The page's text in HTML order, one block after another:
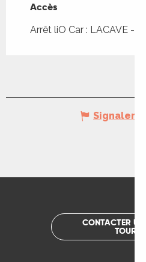
Accès
Accès
Arrêt liO Car : LACAVE -
Signaler
CONTACTER UN